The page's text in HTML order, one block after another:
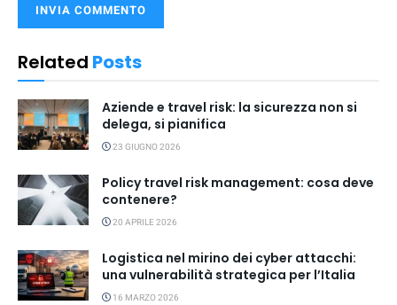
Related Posts
Aziende e travel risk: la sicurezza non si
delega, si pianifica
23 GIUGNO 2026
Policy travel risk management: cosa deve
contenere?
20 APRILE 2026
Logistica nel mirino dei cyber attacchi:
una vulnerabilità strategica per l’Italia
16 MARZO 2026